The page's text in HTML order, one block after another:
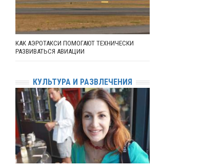
КАК АЭРОТАКСИ ПОМОГАЮТ ТЕХНИЧЕСКИ
РАЗВИВАТЬСЯ АВИАЦИИ
КУЛЬТУРА И РАЗВЛЕЧЕНИЯ